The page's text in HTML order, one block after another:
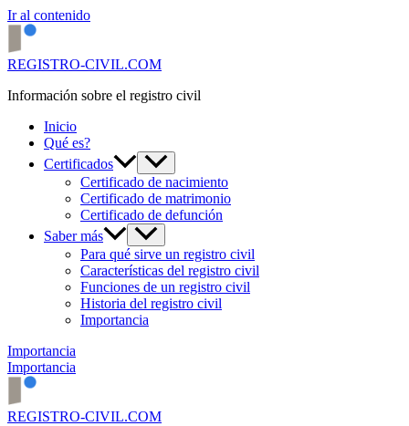
Ir al contenido
REGISTRO-CIVIL.COM
Información sobre el registro civil
Inicio
Qué es?
Certificados
Certificado de nacimiento
Certificado de matrimonio
Certificado de defunción
Saber más
Para qué sirve un registro civil
Características del registro civil
Funciones de un registro civil
Historia del registro civil
Importancia
Importancia
Importancia
REGISTRO-CIVIL.COM